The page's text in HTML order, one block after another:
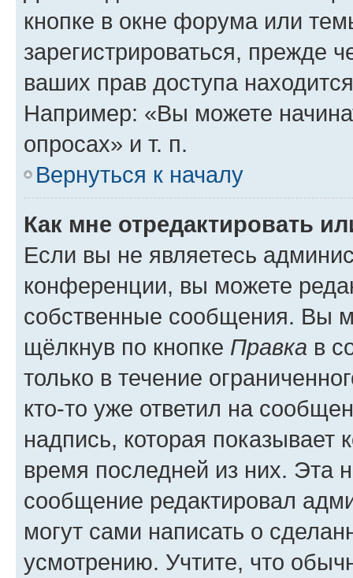
кнопке в окне форума или
зарегистрироваться, прежде
ваших прав доступа
Например: «Вы можете
опросах» и т. п.
Вернуться к началу
Как мне отредактировать
Если вы не являетесь
конференции, вы можете
собственные сообщения. Вы
щёлкнув по кнопке Правка в
только в течение
кто-то уже ответил на
надпись, которая показывает
время последней из них. Эта
сообщение редактировал
могут сами написать о
усмотрению. Учтите, что